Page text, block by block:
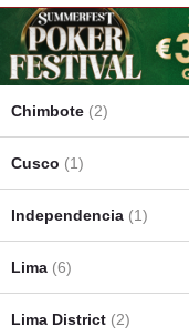
Chimbote (2)
Cusco (1)
Independencia (1)
Lima (6)
Lima District (2)